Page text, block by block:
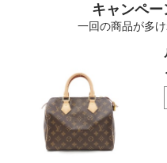
キャンペー
一回の商品が多